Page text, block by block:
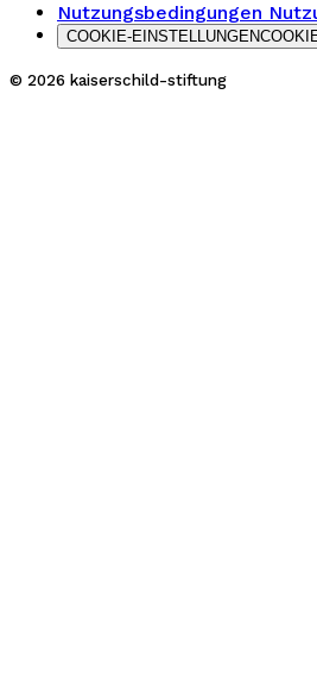
Nutzungsbedingungen
COOKIE-EINSTELLUNGEN
© 2026 kaiserschild-stiftung